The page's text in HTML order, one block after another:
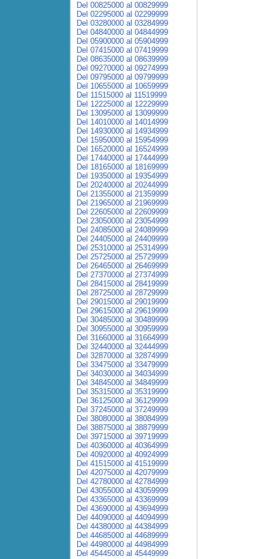
Del 00825000 al 00829999
Del 02295000 al 02299999
Del 03280000 al 03284999
Del 04840000 al 04844999
Del 05900000 al 05904999
Del 07415000 al 07419999
Del 08635000 al 08639999
Del 09270000 al 09274999
Del 09795000 al 09799999
Del 10655000 al 10659999
Del 11515000 al 11519999
Del 12225000 al 12229999
Del 13095000 al 13099999
Del 14010000 al 14014999
Del 14930000 al 14934999
Del 15950000 al 15954999
Del 16520000 al 16524999
Del 17440000 al 17444999
Del 18165000 al 18169999
Del 19350000 al 19354999
Del 20240000 al 20244999
Del 21355000 al 21359999
Del 21965000 al 21969999
Del 22605000 al 22609999
Del 23050000 al 23054999
Del 24085000 al 24089999
Del 24405000 al 24409999
Del 25310000 al 25314999
Del 25725000 al 25729999
Del 26465000 al 26469999
Del 27370000 al 27374999
Del 28415000 al 28419999
Del 28725000 al 28729999
Del 29015000 al 29019999
Del 29615000 al 29619999
Del 30485000 al 30489999
Del 30955000 al 30959999
Del 31660000 al 31664999
Del 32440000 al 32444999
Del 32870000 al 32874999
Del 33475000 al 33479999
Del 34030000 al 34034999
Del 34845000 al 34849999
Del 35315000 al 35319999
Del 36125000 al 36129999
Del 37245000 al 37249999
Del 38080000 al 38084999
Del 38875000 al 38879999
Del 39715000 al 39719999
Del 40360000 al 40364999
Del 40920000 al 40924999
Del 41515000 al 41519999
Del 42075000 al 42079999
Del 42780000 al 42784999
Del 43055000 al 43059999
Del 43365000 al 43369999
Del 43690000 al 43694999
Del 44090000 al 44094999
Del 44380000 al 44384999
Del 44685000 al 44689999
Del 44980000 al 44984999
Del 45445000 al 45449999